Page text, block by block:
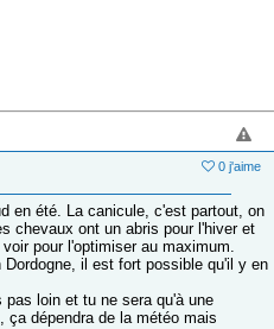
0 j'aime
en été. La canicule, c'est partout, on
chevaux ont un abris pour l'hiver et
pour l'optimiser au maximum.
il est fort possible qu'il y en
loin et tu ne sera qu'à une
ça dépendra de la météo mais